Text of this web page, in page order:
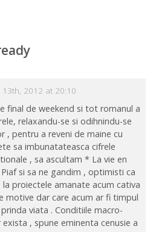
13th, 2012 at 20:10
final de weekend si tot romanul a
relaxandu-se si odihnindu-se
, pentru a reveni de maine cu
sa imbunatateasca cifrele
, sa ascultam * La vie en
si sa ne gandim , optimisti ca
proiectele amanate acum cativa
motive dar care acum ar fi timpul
viata . Conditiile macro-
exista , spune eminenta cenusie a